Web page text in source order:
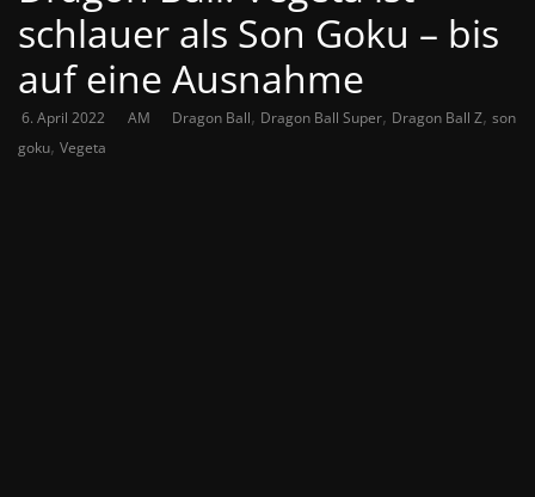
schlauer als Son Goku – bis
auf eine Ausnahme
6. April 2022 AM Dragon Ball, Dragon Ball Super, Dragon Ball Z, son
goku, Vegeta